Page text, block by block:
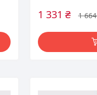
1
1 331 ₴